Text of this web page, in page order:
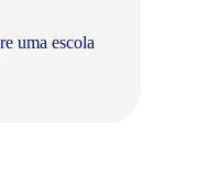
uma escola